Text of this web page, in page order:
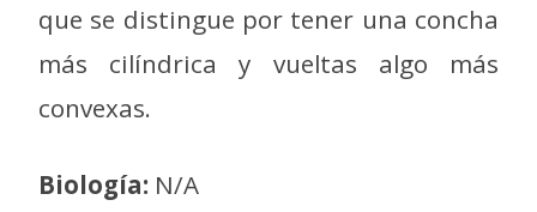
que se distingue por tener una concha
más cilíndrica y vueltas algo más
convexas.
Biología: N/A